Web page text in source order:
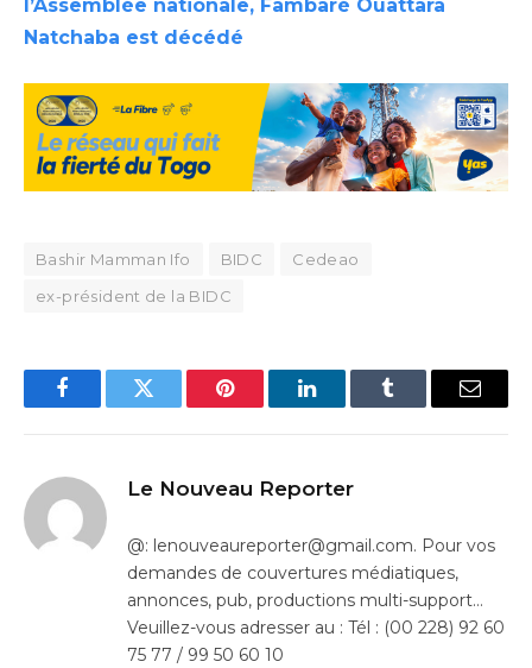
l’Assemblée nationale, Fambaré Ouattara
Natchaba est décédé
Bashir Mamman Ifo BIDC
Cedeao
ex-président de la BIDC
FacebookTwitter Pinterest LinkedInTumblr Email
Le Nouveau Reporter
@: lenouveaureporter@gmail.com. Pour vos
demandes de couvertures médiatiques,
annonces, pub, productions multi-support…
Veuillez-vous adresser au : Tél : (00 228) 92 60
75 77 / 99 50 60 10